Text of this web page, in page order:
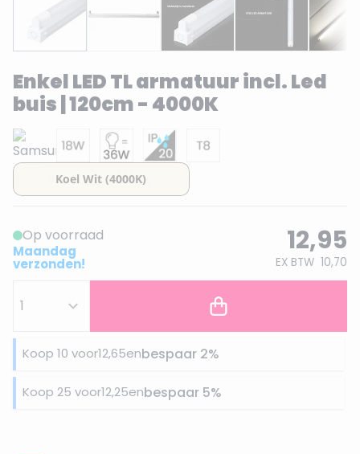
Enkel LED TL armatuur incl. Led
buis | 120cm - 4000K
Op voorraad
Maandag
verzonden!
12,95
EX BTW 10,70
Koop 10 voor12,65enbespaar 2%
Koop 25 voor12,25enbespaar 5%